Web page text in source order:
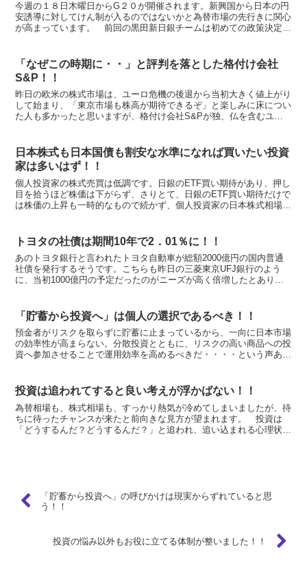
今週の１８日木曜日からG２０が開催されます。新興国から日本の円
安誘導に対してけん制が入るのではないかと為替市場の先行きに関心
が高まっています。 前回の黒田新日銀チームは初めての政策決定会
「なぜこの時期に・・」と評判を落とした格付け会社
S&P！！
昨日の欧米の株式市場は、ユーロ危機の後退から当初大きく値上がり
して始まり、「東京市場も株高が期待できるぞ」と楽しみに床につい
た人も多かったと思いますが、格付け会社S&Pが独、仏を含むユー
日本株式も日本国債も割安な水準になれば買いたい投資
家は多いはず！！
個人投資家の株式売買は低調です。日銀のETF買い期待があり、押し
目を拾うほど株価は下がらず、さりとて、日銀のETF買い期待だけで
は株価の上昇も一時的なもので続かず、個人投資家の日本株式相場に
トヨタの社債は期間10年で2．01％に！！
あのトヨタ銀行と言われたトヨタ自動車が総額2000億円の国内普通
社債を発行するそうです。こちらも昨日の三菱東京UFJ銀行のよう
に、当初1000億円の予定だったのがニーズが高く倍増したとありま
「貯蓄から投資へ」は個人の選択であるべき！！
預金者がリスクを取らずに貯蓄に止まっているから、一向に日本市場
の効率性が高まらない。分散投資とともに、リスクの高い商品への投
資へ参加させることで運用効率を高めるべきだ・・・・という声あ
投資は追われてすると良い考えが浮かばない！！
為替相場も、株式相場も、すっかり熱気が冷めてしまいましたが、待
ちに待ったチャンスが来たと前向きな見方が望まれます。 投資は
「どうするんだ？どうするんだ？」と追われ、追い込まれる心理状況
「貯蓄から投資へ」の呼びかけは現実からずれていると思
う！！
投資の悩み以外もお役に立てる体制が整いました！！